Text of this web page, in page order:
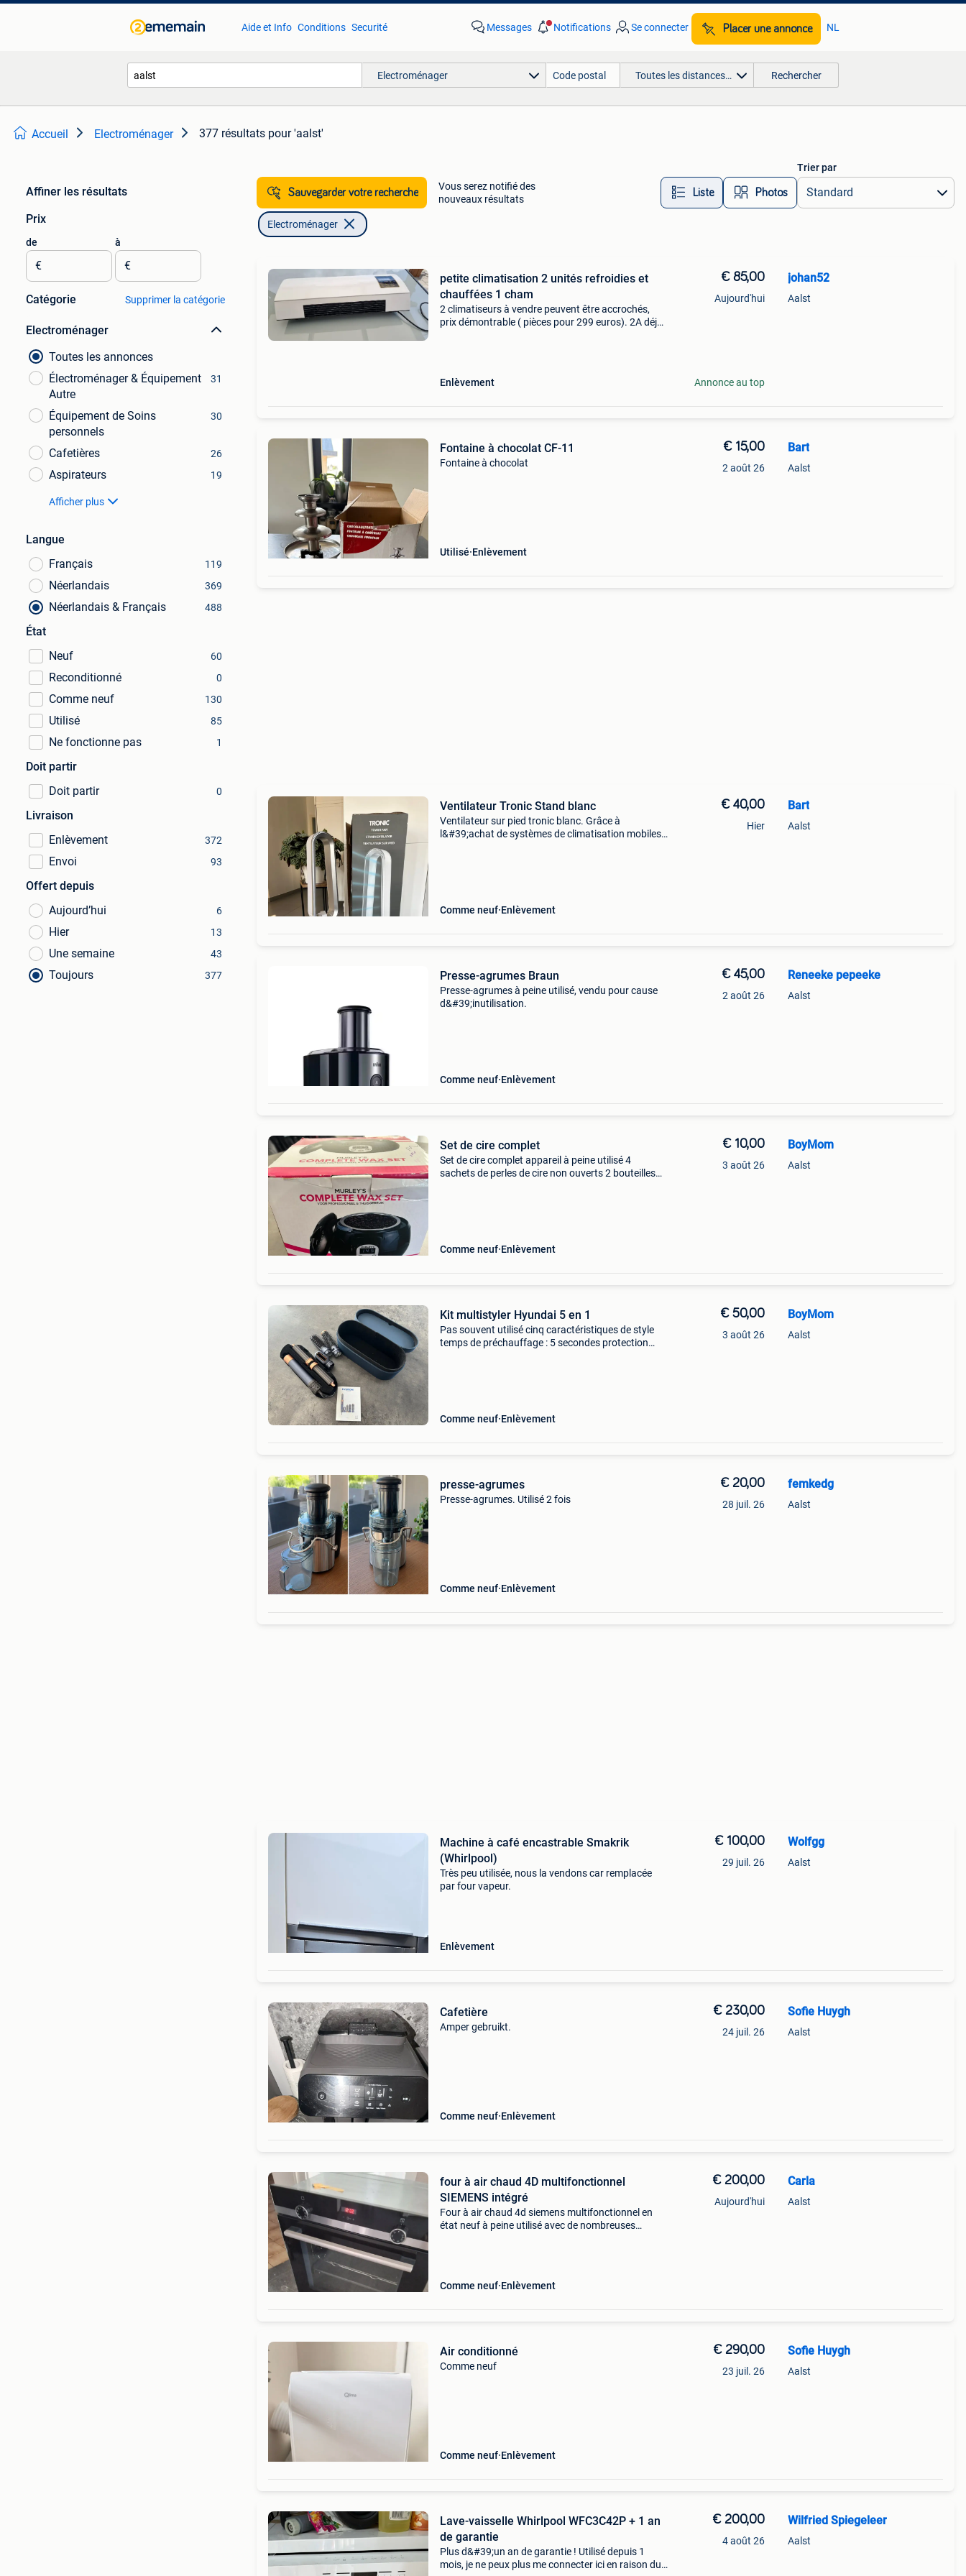
Aide et Info Conditions Securité Messages Notifications Se connecter Placer une annonce NL
Electroménager Toutes les distances… Rechercher
Accueil Electroménager 377 résultats pour 'aalst'
Affiner les résultats
Prix
de
€
à
€
Catégorie Supprimer la catégorie
Electroménager
Toutes les annonces
Électroménager & Équipement
Autre
31
Équipement de Soins
personnels
30
Cafetières 26
Aspirateurs 19
Afficher plus
Langue
Français
119
Néerlandais 369
Néerlandais & Français 488
État
Neuf
60
Reconditionné 0
Comme neuf 130
Utilisé 85
Ne fonctionne pas 1
Doit partir
Doit partir
0
Livraison
Enlèvement
372
Envoi 93
Offert depuis
Aujourd’hui
6
Hier 13
Une semaine 43
Toujours 377
Sauvegarder votre recherche
Vous serez notifié des
nouveaux résultats
Liste Photos
Trier par
Electroménager
petite climatisation 2 unités refroidies et
chauffées 1 cham
2 climatiseurs à vendre peuvent être accrochés,
prix démontrable ( pièces pour 299 euros). 2A déjà
Enlèvement
€ 85,00
Aujourd'hui
Annonce au top
johan52
Aalst
Fontaine à chocolat CF-11
Fontaine à chocolat
Utilisé Enlèvement
€ 15,00
2 août 26
Bart
Aalst
Ventilateur Tronic Stand blanc
Ventilateur sur pied tronic blanc. Grâce à
l&#39;achat de systèmes de climatisation mobiles,
Comme neuf Enlèvement
€ 40,00
Hier
Bart
Aalst
Presse-agrumes Braun
Presse-agrumes à peine utilisé, vendu pour cause
d&#39;inutilisation.
Comme neuf Enlèvement
€ 45,00
2 août 26
Reneeke pepeeke
Aalst
Set de cire complet
Set de cire complet appareil à peine utilisé 4
sachets de perles de cire non ouverts 2 bouteilles
Comme neuf Enlèvement
€ 10,00
3 août 26
BoyMom
Aalst
Kit multistyler Hyundai 5 en 1
Pas souvent utilisé cinq caractéristiques de style
temps de préchauffage : 5 secondes protection
Comme neuf Enlèvement
€ 50,00
3 août 26
BoyMom
Aalst
presse-agrumes
Presse-agrumes. Utilisé 2 fois
Comme neuf Enlèvement
€ 20,00
28 juil. 26
femkedg
Aalst
Machine à café encastrable Smakrik
(Whirlpool)
Très peu utilisée, nous la vendons car remplacée
par four vapeur.
Enlèvement
€ 100,00
29 juil. 26
Wolfgg
Aalst
Cafetière
Amper gebruikt.
Comme neuf Enlèvement
€ 230,00
24 juil. 26
Sofie Huygh
Aalst
four à air chaud 4D multifonctionnel
SIEMENS intégré
Four à air chaud 4d siemens multifonctionnel en
état neuf à peine utilisé avec de nombreuses
Comme neuf Enlèvement
€ 200,00
Aujourd'hui
Carla
Aalst
Air conditionné
Comme neuf
Comme neuf Enlèvement
€ 290,00
23 juil. 26
Sofie Huygh
Aalst
Lave-vaisselle Whirlpool WFC3C42P + 1 an
de garantie
Plus d&#39;un an de garantie ! Utilisé depuis 1
mois, je ne peux plus me connecter ici en raison du
€ 200,00
4 août 26
Wilfried Spiegeleer
Aalst